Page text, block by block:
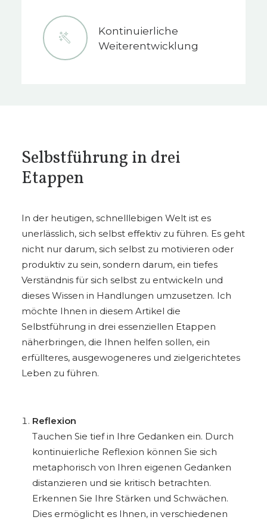
Kontinuierliche
Weiterentwicklung
Selbstführung in drei
Etappen
In der heutigen, schnelllebigen Welt ist es
unerlässlich, sich selbst effektiv zu führen. Es geht
nicht nur darum, sich selbst zu motivieren oder
produktiv zu sein, sondern darum, ein tiefes
Verständnis für sich selbst zu entwickeln und
dieses Wissen in Handlungen umzusetzen. Ich
möchte Ihnen in diesem Artikel die
Selbstführung in drei essenziellen Etappen
näherbringen, die Ihnen helfen sollen, ein
erfüllteres, ausgewogeneres und zielgerichtetes
Leben zu führen.
Reflexion
Tauchen Sie tief in Ihre Gedanken ein. Durch
kontinuierliche Reflexion können Sie sich
metaphorisch von Ihren eigenen Gedanken
distanzieren und sie kritisch betrachten.
Erkennen Sie Ihre Stärken und Schwächen.
Dies ermöglicht es Ihnen, in verschiedenen